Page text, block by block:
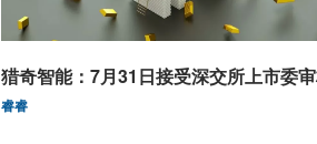
猎奇智能：7月31日接受深交所上市委
睿睿